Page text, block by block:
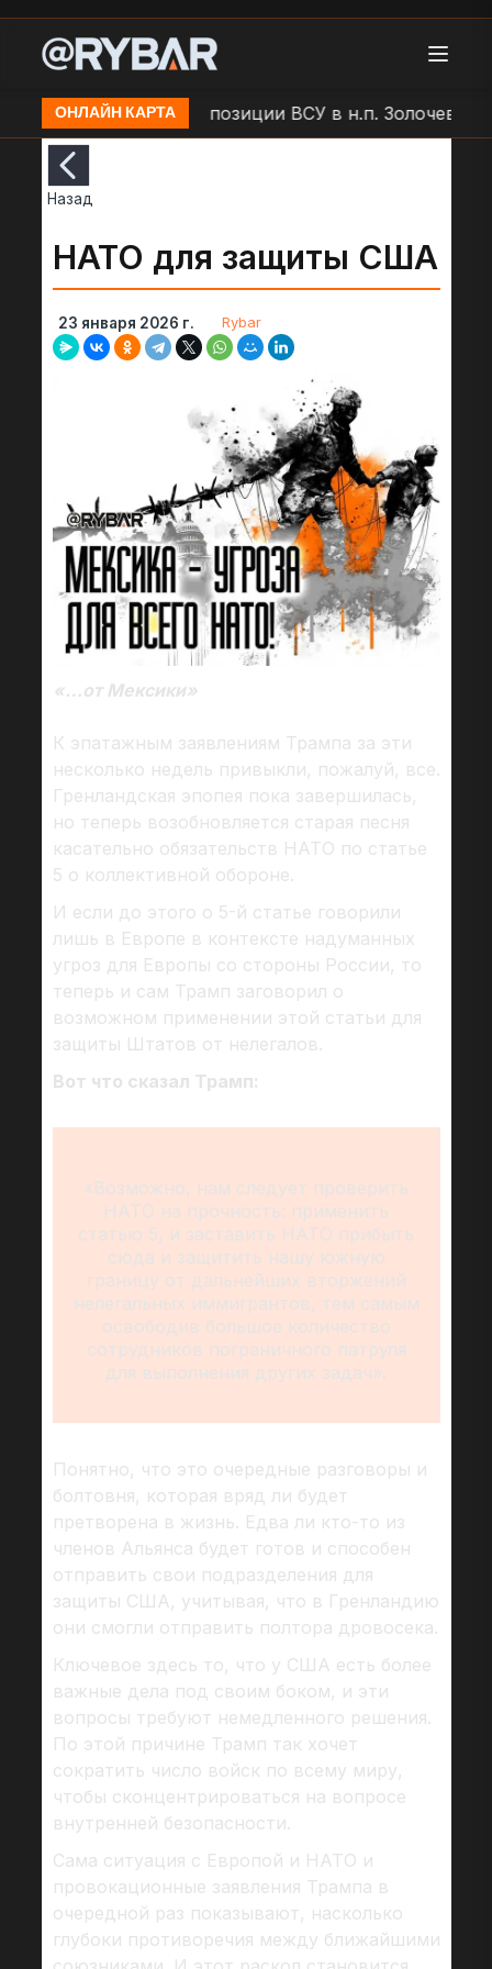
ОНЛАЙН КАРТА
БЛА "Молния" по позиции ВСУ в н.п. Золочев
Назад
НАТО для защиты США
23 января 2026 г. Rybar
«…от Мексики»
К эпатажным заявлениям Трампа за эти
несколько недель привыкли, пожалуй, все.
Гренландская эпопея пока завершилась,
но теперь возобновляется старая песня
касательно обязательств НАТО по статье
5 о коллективной обороне.
И если до этого о 5-й статье говорили
лишь в Европе в контексте надуманных
угроз для Европы со стороны России, то
теперь и сам Трамп заговорил о
возможном применении этой статьи для
защиты Штатов от нелегалов.
Вот что сказал Трамп:
«Возможно, нам следует проверить
НАТО на прочность: применить
статью 5, и заставить НАТО прибыть
сюда и защитить нашу южную
границу от дальнейших вторжений
нелегальных иммигрантов, тем самым
освободив большое количество
сотрудников пограничного патруля
для выполнения других задач».
Понятно, что это очередные разговоры и
болтовня, которая вряд ли будет
претворена в жизнь. Едва ли кто-то из
членов Альянса будет готов и способен
отправить свои подразделения для
защиты США, учитывая, что в Гренландию
они смогли отправить полтора дровосека.
Ключевое здесь то, что у США есть более
важные дела под своим боком, и эти
вопросы требуют немедленного решения.
По этой причине Трамп так хочет
сократить число войск по всему миру,
чтобы сконцентрироваться на вопросе
внутренней безопасности.
Сама ситуация с Европой и НАТО и
провокационные заявления Трампа в
очередной раз показывают, насколько
глубоки противоречия между ближайшими